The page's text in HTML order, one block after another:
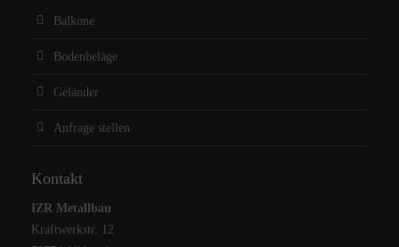
Balkone
Bodenbeläge
Geländer
Anfrage stellen
Kontakt
IZR Metallbau
Kraftwerkstr. 12